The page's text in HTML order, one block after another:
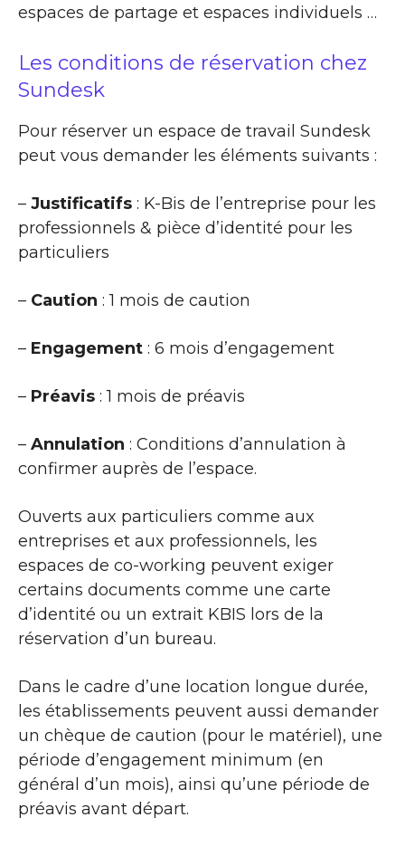
espaces de partage et espaces individuels …
Les conditions de réservation chez
Sundesk
Pour réserver un espace de travail Sundesk
peut vous demander les éléments suivants :
– Justificatifs : K-Bis de l’entreprise pour les
professionnels & pièce d’identité pour les
particuliers
– Caution : 1 mois de caution
– Engagement : 6 mois d’engagement
– Préavis : 1 mois de préavis
– Annulation : Conditions d’annulation à
confirmer auprès de l’espace.
Ouverts aux particuliers comme aux
entreprises et aux professionnels, les
espaces de co-working peuvent exiger
certains documents comme une carte
d’identité ou un extrait KBIS lors de la
réservation d’un bureau.
Dans le cadre d’une location longue durée,
les établissements peuvent aussi demander
un chèque de caution (pour le matériel), une
période d’engagement minimum (en
général d’un mois), ainsi qu’une période de
préavis avant départ.